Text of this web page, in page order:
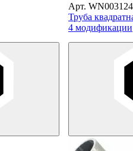
Арт.
Труба
4 модификации